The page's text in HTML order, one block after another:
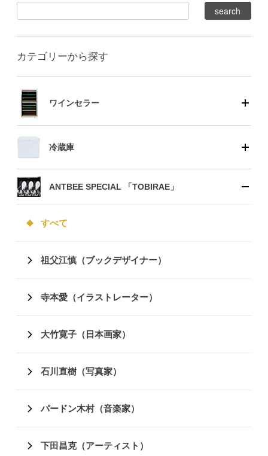
カテゴリーから探す
ワインセラー
冷蔵庫
ANTBEE SPECIAL 「TOBIRAE」
すべて
祖父江慎（ブックデザイナー）
寺本愛（イラストレーター）
大竹寛子（日本画家）
石川直樹（写真家）
パードン木村（音楽家）
下田昌克（アーティスト）